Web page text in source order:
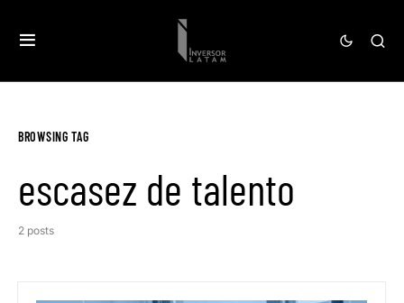
BROWSING TAG
escasez de talento
2 posts